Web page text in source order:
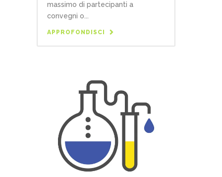
massimo di partecipanti a
convegni o...
APPROFONDISCI